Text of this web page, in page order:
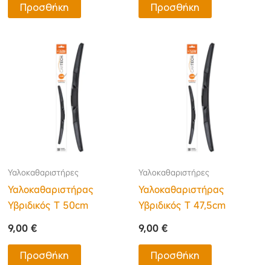
Προσθήκη Προσθήκη
Υαλοκαθαριστήρες
Υαλοκαθαριστήρας
Υβριδικός Τ 50cm
9,00€
Προσθήκη
Υαλοκαθαριστήρες
Υαλοκαθαριστήρας
Υβριδικός Τ 47,5cm
9,00 €
Προσθήκη